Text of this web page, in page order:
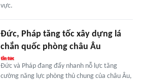
vực.
Đức, Pháp tăng tốc xây dựng lá
chắn quốc phòng châu Âu
Đức và Pháp đang đẩy nhanh nỗ lực tăng
cường năng lực phòng thủ chung của châu Âu,